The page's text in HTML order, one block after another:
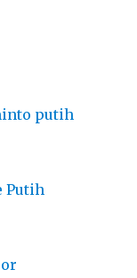
putih
Putih